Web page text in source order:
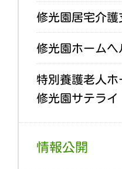
修光園居宅介護
修光園ホーム
特別養護老人ホ
修光園サテライ
情報公開